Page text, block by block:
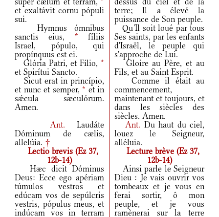
et exaltávit cornu pópuli
sui.
terre; Il a élevé la
puissance de Son peuple.
Hymnus ómnibus
sanctis eius, * fíliis
Israel, pópulo, qui
propínquus est ei.
Qu'Il soit loué par tous
Ses saints, par les enfants
d'Israël, le peuple qui
s'approche de Lui.
Glória Patri, et Fílio, *
et Spirítui Sancto.
Gloire au Père, et au
Fils, et au Saint Esprit.
Sicut erat in princípio,
et nunc et semper, * et in
sǽcula sæculórum.
Amen.
Comme il était au
commencement,
maintenant et toujours, et
dans les siècles des
siècles. Amen.
Ant. Laudáte
Dóminum de cælis,
allelúia. †
Ant. Du haut du ciel,
louez le Seigneur,
alléluia.
Lectio brevis (Ez 37,
12b-14)
Lecture brève (Ez 37,
12b-14)
Hæc dicit Dóminus
Deus: Ecce ego apériam
túmulos vestros et
edúcam vos de sepúlcris
vestris, pópulus meus, et
indúcam vos in terram
Ainsi parle le Seigneur
Dieu : Je vais ouvrir vos
tombeaux et je vous en
ferai sortir, ô mon
peuple, et je vous
ramènerai sur la terre